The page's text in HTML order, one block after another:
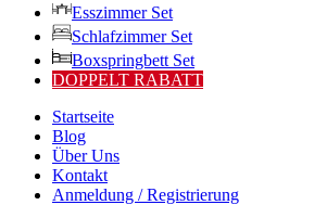
Esszimmer Set
Schlafzimmer Set
Boxspringbett Set
DOPPELT RABATT
Startseite
Blog
Über Uns
Kontakt
Anmeldung / Registrierung